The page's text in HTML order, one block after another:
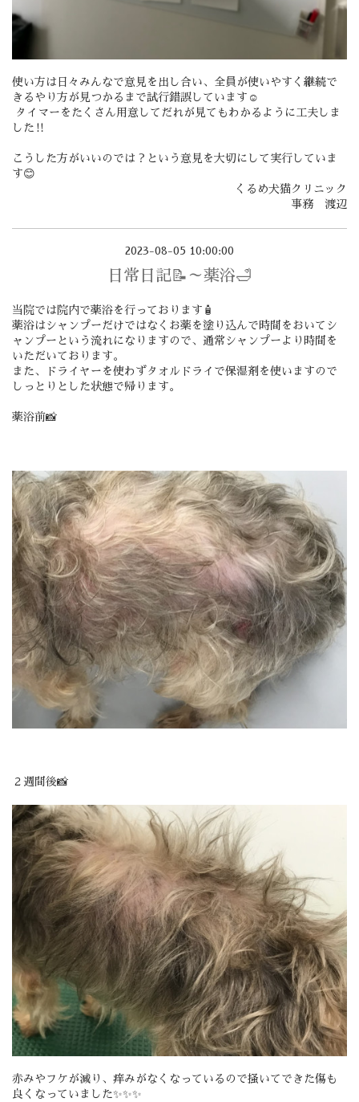
使い方は日々みんなで意見を出し合い、全員が使いやすく継続で
きるやり方が見つかるまで試行錯誤しています☺️
タイマーをたくさん用意してだれが見てもわかるように工夫しま
した‼️
こうした方がいいのでは？という意見を大切にして実行していま
す😊
くるめ犬猫クリニック
事務 渡辺
2023-08-05 10:00:00
日常日記📝～薬浴🛁
当院では院内で薬浴を行っております🧴
薬浴はシャンプーだけではなくお薬を塗り込んで時間をおいてシ
ャンプーという流れになりますので、通常シャンプーより時間を
いただいております。
また、ドライヤーを使わずタオルドライで保湿剤を使いますので
しっとりとした状態で帰ります。
薬浴前📸
２週間後📸
赤みやフケが減り、痒みがなくなっているので掻いてできた傷も
良くなっていました✨✨✨